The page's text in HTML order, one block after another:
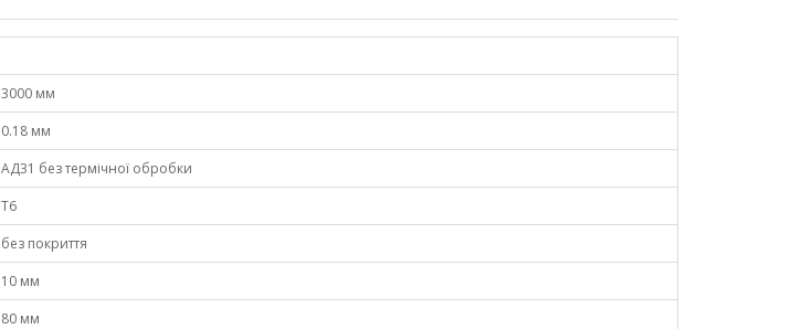
3000 мм
0.18 мм
АД31 без термічної обробки
Т6
без покриття
10 мм
80 мм